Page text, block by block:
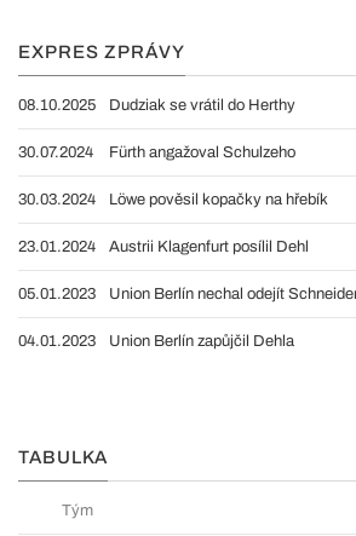
EXPRES ZPRÁVY
08.10.2025 Dudziak se vrátil do Herthy
30.07.2024 Fürth angažoval Schulzeho
30.03.2024 Löwe pověsil kopačky na hřebík
23.01.2024 Austrii Klagenfurt posílil Dehl
05.01.2023 Union Berlín nechal odejít
04.01.2023 Union Berlín zapůjčil Dehla
TABULKA
Tým